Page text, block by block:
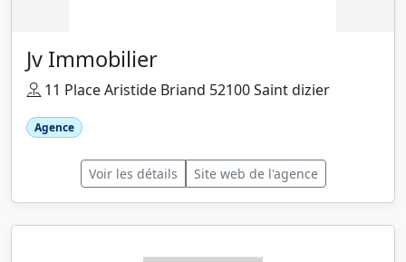
Jv Immobilier
11 Place Aristide Briand 52100 Saint dizier
Agence
Voir les détails Site web de l'agence